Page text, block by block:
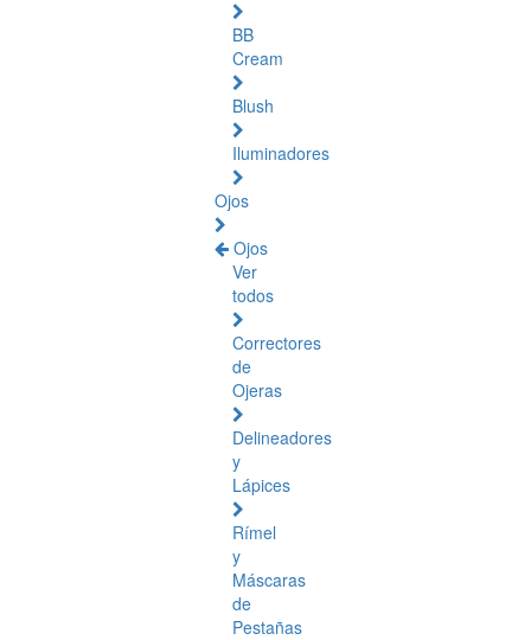
BB
Cream
Blush
Iluminadores
Ojos
Ojos
Ver
todos
Correctores
de
Ojeras
Delineadores
y
Lápices
Rímel
y
Máscaras
de
Pestañas